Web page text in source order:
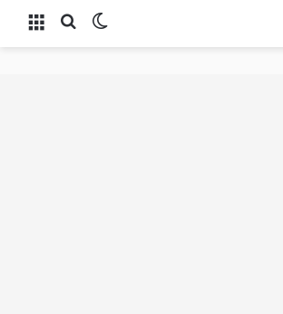
القائمة بحث عن